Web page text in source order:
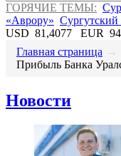
ГОРЯЧИЕ ТЕМЫ:
«Аврору»
USD 81,4077 EUR
Главная страница →
​Прибыль Банка
Новости